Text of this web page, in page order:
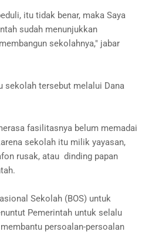
itu tidak benar, maka Saya
sudah menunjukkan
sekolahnya," jabar
sekolah tersebut melalui Dana
fasilitasnya belum memadai
sekolah itu milik yayasan,
rusak, atau dinding papan
Sekolah (BOS) untuk
Pemerintah untuk selalu
persoalan-persoalan